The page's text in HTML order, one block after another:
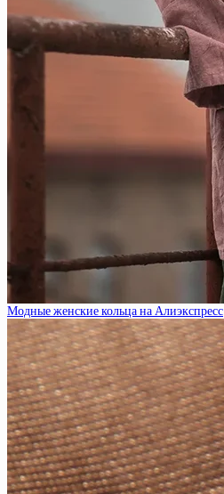
Модные женские кольца на Алиэкспресс